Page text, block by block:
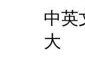
中英
大